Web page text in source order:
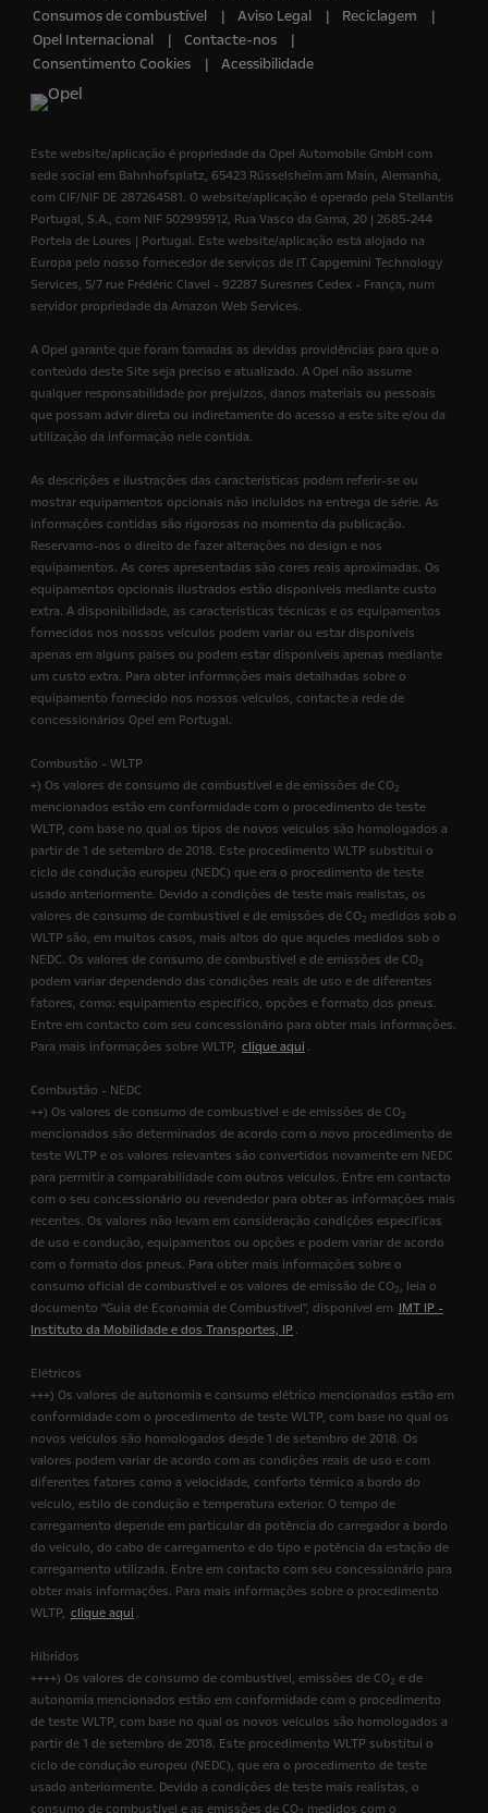
Consumos de combustível
Aviso Legal
Reciclagem
Opel Internacional
Contacte-nos
Consentimento Cookies
Acessibilidade
Este website/aplicação é propriedade da Opel Automobile GmbH com
sede social em Bahnhofsplatz, 65423 Rüsselsheim am Main, Alemanha,
com CIF/NIF DE 287264581. O website/aplicação é operado pela Stellantis
Portugal, S.A., com NIF 502995912, Rua Vasco da Gama, 20 | 2685-244
Portela de Loures | Portugal. Este website/aplicação está alojado na
Europa pelo nosso fornecedor de serviços de IT Capgemini Technology
Services, 5/7 rue Frédéric Clavel - 92287 Suresnes Cedex - França, num
servidor propriedade da Amazon Web Services.
A Opel garante que foram tomadas as devidas providências para que o
conteúdo deste Site seja preciso e atualizado. A Opel não assume
qualquer responsabilidade por prejuízos, danos materiais ou pessoais
que possam advir direta ou indiretamente do acesso a este site e/ou da
utilização da informação nele contida.
As descrições e ilustrações das características podem referir-se ou
mostrar equipamentos opcionais não incluídos na entrega de série. As
informações contidas são rigorosas no momento da publicação.
Reservamo-nos o direito de fazer alterações no design e nos
equipamentos. As cores apresentadas são cores reais aproximadas. Os
equipamentos opcionais ilustrados estão disponíveis mediante custo
extra. A disponibilidade, as características técnicas e os equipamentos
fornecidos nos nossos veículos podem variar ou estar disponíveis
apenas em alguns países ou podem estar disponíveis apenas mediante
um custo extra. Para obter informações mais detalhadas sobre o
equipamento fornecido nos nossos veículos, contacte a rede de
concessionários Opel em Portugal.
Combustão - WLTP
+) Os valores de consumo de combustível e de emissões de CO2
mencionados estão em conformidade com o procedimento de teste
WLTP, com base no qual os tipos de novos veículos são homologados a
partir de 1 de setembro de 2018. Este procedimento WLTP substitui o
ciclo de condução europeu (NEDC) que era o procedimento de teste
usado anteriormente. Devido a condições de teste mais realistas, os
valores de consumo de combustível e de emissões de CO2 medidos sob o
WLTP são, em muitos casos, mais altos do que aqueles medidos sob o
NEDC. Os valores de consumo de combustível e de emissões de CO2
podem variar dependendo das condições reais de uso e de diferentes
fatores, como: equipamento específico, opções e formato dos pneus.
Entre em contacto com seu concessionário para obter mais informações.
Para mais informações sobre WLTP, clique aqui .
Combustão - NEDC
++) Os valores de consumo de combustível e de emissões de CO2
mencionados são determinados de acordo com o novo procedimento de
teste WLTP e os valores relevantes são convertidos novamente em NEDC
para permitir a comparabilidade com outros veículos. Entre em contacto
com o seu concessionário ou revendedor para obter as informações mais
recentes. Os valores não levam em consideração condições específicas
de uso e condução, equipamentos ou opções e podem variar de acordo
com o formato dos pneus. Para obter mais informações sobre o
consumo oficial de combustível e os valores de emissão de CO2, leia o
documento "Guia de Economia de Combustível", disponível em IMT IP -
Instituto da Mobilidade e dos Transportes, IP .
Elétricos
+++) Os valores de autonomia e consumo elétrico mencionados estão em
conformidade com o procedimento de teste WLTP, com base no qual os
novos veículos são homologados desde 1 de setembro de 2018. Os
valores podem variar de acordo com as condições reais de uso e com
diferentes fatores como a velocidade, conforto térmico a bordo do
veículo, estilo de condução e temperatura exterior. O tempo de
carregamento depende em particular da potência do carregador a bordo
do veículo, do cabo de carregamento e do tipo e potência da estação de
carregamento utilizada. Entre em contacto com seu concessionário para
obter mais informações. Para mais informações sobre o procedimento
WLTP, clique aqui .
Híbridos
++++) Os valores de consumo de combustível, emissões de CO2 e de
autonomia mencionados estão em conformidade com o procedimento
de teste WLTP, com base no qual os novos veículos são homologados a
partir de 1 de setembro de 2018. Este procedimento WLTP substitui o
ciclo de condução europeu (NEDC), que era o procedimento de teste
usado anteriormente. Devido a condições de teste mais realistas, o
consumo de combustível e as emissões de CO
medidos com o